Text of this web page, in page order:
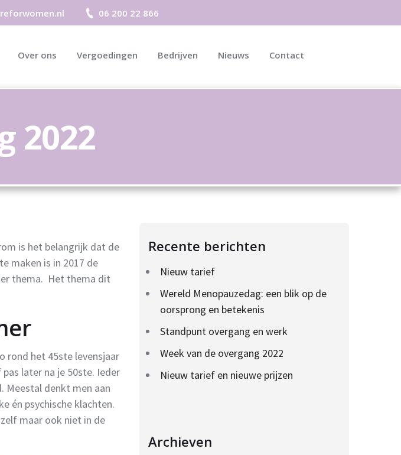
06 200 22 866
Over ons Vergoedingen Bedrijven Nieuws Contact
2022
is het belangrijk dat de
maken is in 2017 de
thema. Het thema dit
rond het 45ste levensjaar
later na je 50ste. Ieder
Meestal denkt men aan
én psychische klachten.
maar ook niet in de
Recente berichten
Nieuw tarief
Wereld Menopauzedag: een blik op de
oorsprong en betekenis
Standpunt overgang en werk
Week van de overgang 2022
Nieuw tarief en nieuwe prijzen
Archieven